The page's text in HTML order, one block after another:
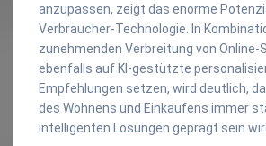
anzupassen, zeigt das enorme
Verbraucher-Technologie. In
zunehmenden Verbreitung von Online-
ebenfalls auf KI-gestützte
Empfehlungen setzen, wird deutlich,
des Wohnens und Einkaufens immer
intelligenten Lösungen geprägt sein